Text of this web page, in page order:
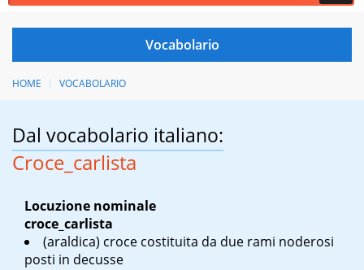
HOME VOCABOLARIO
Dal vocabolario italiano:
Croce_carlista
Locuzione nominale
croce_carlista
(araldica) croce costituita da due rami noderosi
posti in decusse